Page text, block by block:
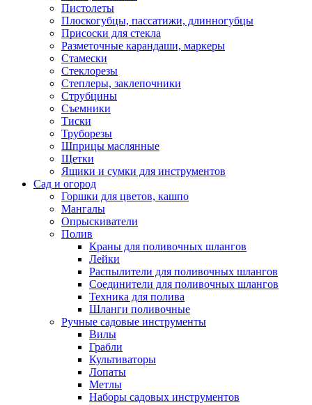
Пистолеты
Плоскогубцы, пассатижи, длинногубцы
Присоски для стекла
Разметочные карандаши, маркеры
Стамески
Стеклорезы
Степлеры, заклепочники
Струбцины
Съемники
Тиски
Труборезы
Шприцы маслянные
Щетки
Ящики и сумки для инструментов
Сад и огород
Горшки для цветов, кашпо
Мангалы
Опрыскиватели
Полив
Краны для поливочных шлангов
Лейки
Распылители для поливочных шлангов
Соединители для поливочных шлангов
Техника для полива
Шланги поливочные
Ручные садовые инструменты
Вилы
Грабли
Культиваторы
Лопаты
Метлы
Наборы садовых инструментов